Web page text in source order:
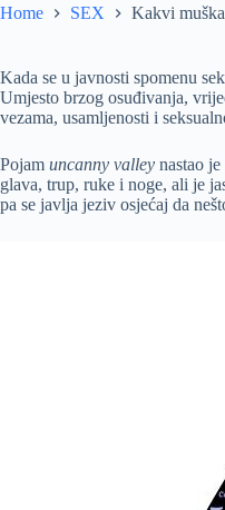
Home SEX Kakvi
Kada se u javnosti spomenu
Umjesto brzog osuđivanja,
vezama, usamljenosti i
Pojam uncanny valley nastao
glava, trup, ruke i noge, ali je
pa se javlja jeziv osjećaj da